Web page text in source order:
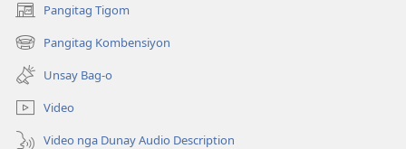
Pangitag Tigom
(mo-
open
ug
bag-
ong
window)
Pangitag Kombensiyon
(mo-
open
ug
bag-
ong
window)
Unsay Bag-o
Video
Video nga Dunay Audio Description